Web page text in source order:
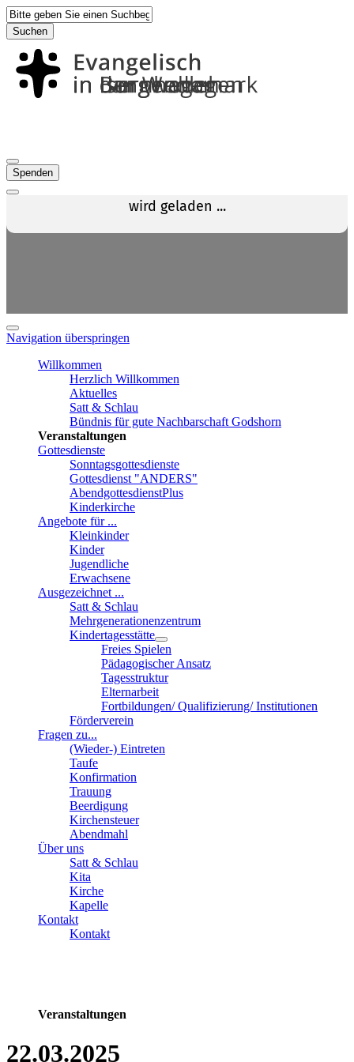
Suchen
Spenden
Navigation überspringen
Willkommen
Herzlich Willkommen
Aktuelles
Satt & Schlau
Bündnis für gute Nachbarschaft Godshorn
Veranstaltungen
Gottesdienste
Sonntagsgottesdienste
Gottesdienst "ANDERS"
AbendgottesdienstPlus
Kinderkirche
Angebote für ...
Kleinkinder
Kinder
Jugendliche
Erwachsene
Ausgezeichnet ...
Satt & Schlau
Mehrgenerationenzentrum
Kindertagesstätte
Freies Spielen
Pädagogischer Ansatz
Tagesstruktur
Elternarbeit
Fortbildungen/ Qualifizierung/ Institutionen
Förderverein
Fragen zu...
(Wieder-) Eintreten
Taufe
Konfirmation
Trauung
Beerdigung
Kirchensteuer
Abendmahl
Über uns
Satt & Schlau
Kita
Kirche
Kapelle
Kontakt
Kontakt
Veranstaltungen
22.03.2025